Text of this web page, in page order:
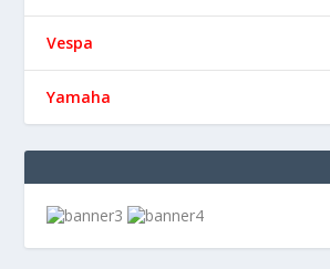
Vespa
Yamaha